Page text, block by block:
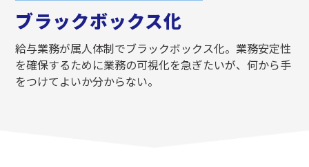
​ブラックボックス化
給与業務が属人体制でブラックボックス化。業務安定性
を確保するために業務の可視化を急ぎたいが、何から手
をつけてよいか分からない。